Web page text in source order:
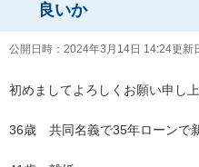
良いか
公開日時： 2024年3月14日 14:24更新
初めましてよろしくお願い申し上
36歳　共同名義で35年ローンで